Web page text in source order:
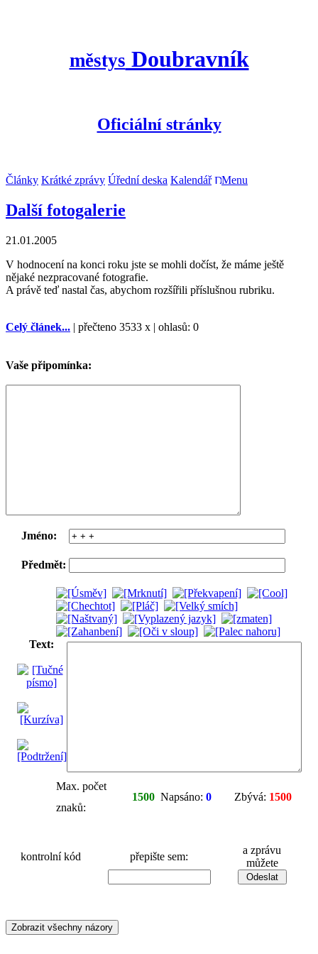
městys Doubravník
Oficiální stránky
Články Krátké zprávy Úřední deska Kalendář Menu
Další fotogalerie
21.01.2005
V hodnocení na konci roku jste se mohli dočíst, že máme ještě
nějaké nezpracované fotografie.
A právě teď nastal čas, abychom rozšířili příslušnou rubriku.
Celý článek... | přečteno 3533 x | ohlasů: 0
Vaše připomínka:
Jméno:
Předmět:
Text:
Max. počet
znaků:
1500 Napsáno: 0 Zbývá: 1500
kontrolní kód přepište sem:
a zprávu
můžete